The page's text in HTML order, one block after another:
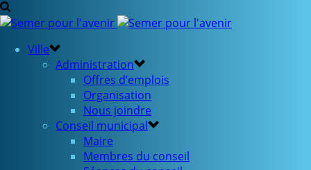
Ville
Administration
Offres d’emplois
Organisation
Nous joindre
Conseil municipal
Maire
Membres du conseil